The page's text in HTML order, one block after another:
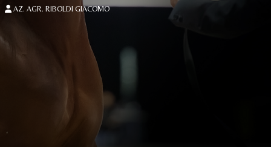
AZ. AGR. RIBOLDI GIACOMO